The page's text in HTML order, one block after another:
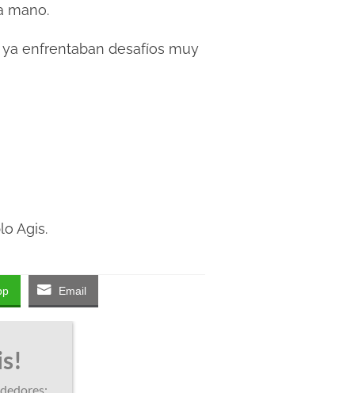
mano.
enfrentaban desafíos muy
Agis.
Email